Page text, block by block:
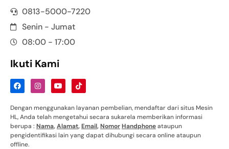
0813-5000-7220
Senin - Jumat
08:00 - 17:00
Ikuti Kami
Dengan menggunakan layanan pembelian, mendaftar dari situs Mesin
HL, Anda telah mengetahui secara sukarela memberikan informasi
berupa : Nama,Alamat,Email,NomorHandphoneataupun
pengidentifikasi lain yang dapat dihubungi secara online ataupun
offline.